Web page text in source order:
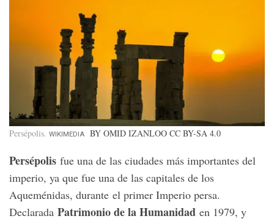
Persépolis WIKIMEDIA BY OMID IZANLOO CC BY-SA 4.0
Persépolis fue una de las ciudades más importantes del
imperio, ya que fue una de las capitales de los
Aqueménidas, durante el primer Imperio persa.
Declarada Patrimonio de la Humanidad en 1979, y